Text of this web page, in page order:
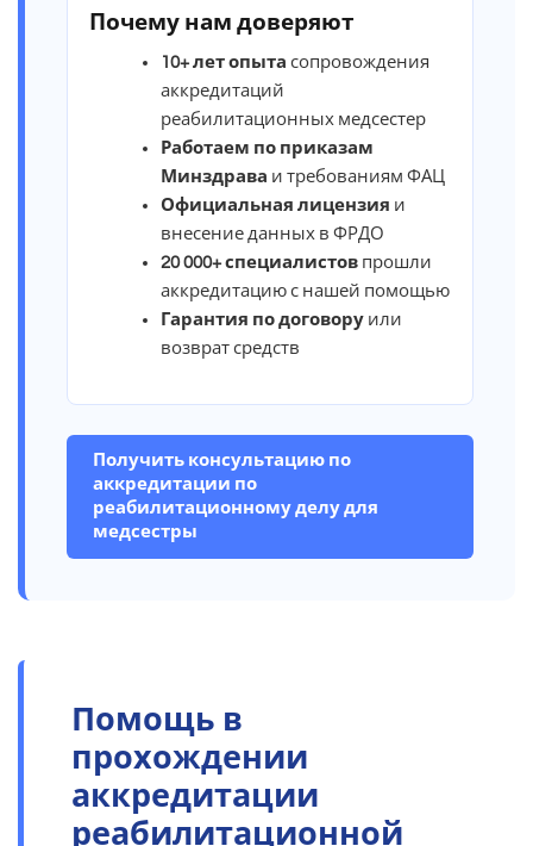
Почему нам доверяют
10+ лет опыта сопровождения
аккредитаций
реабилитационных медсестер
Работаем по приказам
Минздрава и требованиям ФАЦ
Официальная лицензия и
внесение данных в ФРДО
20 000+ специалистов прошли
аккредитацию с нашей помощью
Гарантия по договору или
возврат средств
Получить консультацию по
аккредитации по
реабилитационному делу для
медсестры
Помощь в
прохождении
аккредитации
реабилитационной